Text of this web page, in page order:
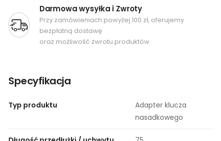
Darmowa wysyłka i Zwroty
Przy zamówieniach powyżej 100 zł, oferujemy
bezpłatną dostawę
oraz możliwość zwrotu produktów.
Specyfikacja
Typ produktu
Adapter klucza
nasadkowego